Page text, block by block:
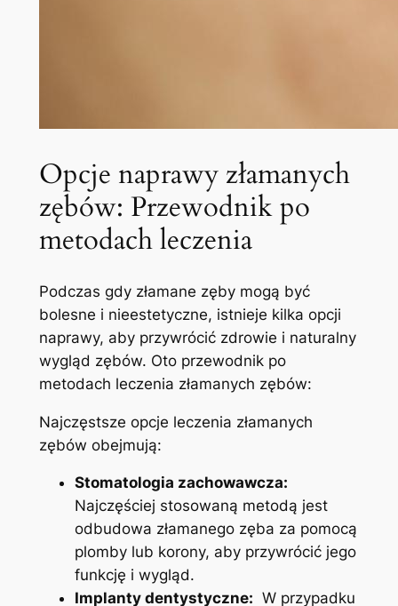
Opcje naprawy złamanych
zębów: Przewodnik ‍po
metodach leczenia
Podczas gdy złamane zęby mogą być
bolesne i‌ nieestetyczne, ‌istnieje kilka‌ opcji
naprawy, ‌aby przywrócić‍ zdrowie i naturalny
wygląd zębów. Oto przewodnik po
‍metodach leczenia złamanych zębów:
Najczęstsze opcje leczenia​ złamanych
zębów⁤ obejmują:
Stomatologia zachowawcza:
Najczęściej stosowaną metodą jest
odbudowa złamanego zęba‌ za pomocą⁢
plomby lub korony, aby ‍przywrócić jego
funkcję ⁣i ⁤wygląd.
Implanty dentystyczne: ​ W przypadku